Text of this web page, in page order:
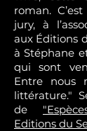
roman.
jury, à
aux Éditions
à Stéphane
qui sont
Entre nous
littérature."
de
Editions du